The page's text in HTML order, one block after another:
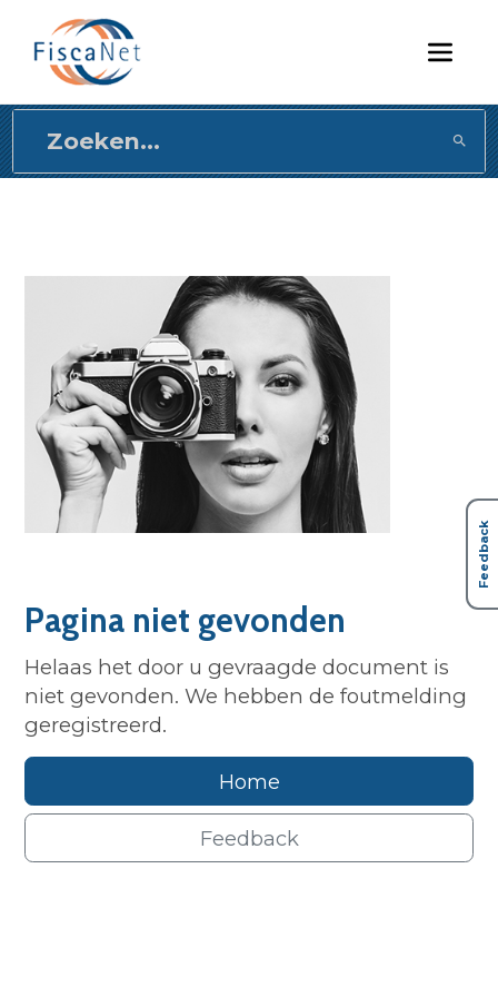
Direct
naar
content
gaan
Feedback
Pagina niet gevonden
Helaas het door u gevraagde document is
niet gevonden. We hebben de foutmelding
geregistreerd.
Home
Feedback